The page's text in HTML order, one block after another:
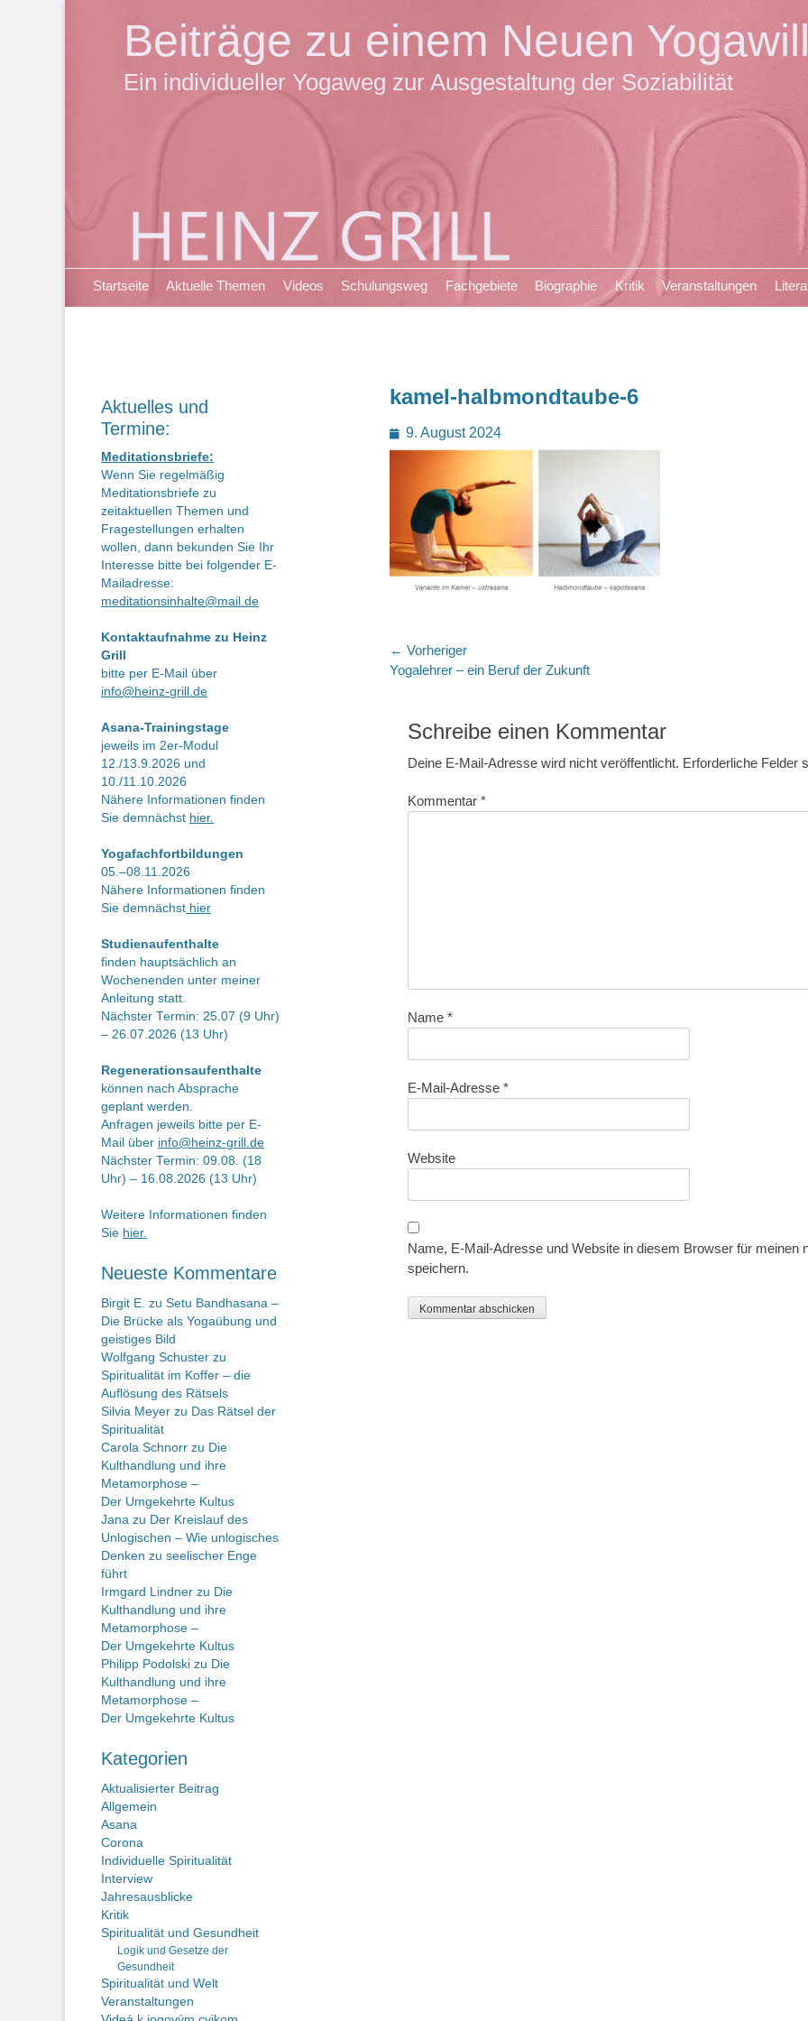
Beiträge zu einem Neuen
Ein individueller Yogaweg zur Ausgestaltung der Soziabilität
Primäres Menü
ZumStartseite Aktuelle Themen Videos Schulungsweg Fachgebiete Biographie Kritik Veranstaltungen
kamel-halbmondtaube-6
Posted
on
9. August 2024
Beitragsnavigation
← Vorheriger
Vorheriger
Yogalehrer – ein Beruf der Zukunft
Schreibe einen Kommentar
Deine E-Mail-Adresse wird nicht veröffentlicht. Erforderliche Felder
Kommentar *
Name *
E-Mail-Adresse *
Website
Name, E-Mail-Adresse und Website in diesem Browser für meinen
speichern.
Aktuelles und
Termine:
Meditationsbriefe:
Wenn Sie regelmäßig
Meditationsbriefe zu
zeitaktuellen Themen und
Fragestellungen erhalten
wollen, dann bekunden Sie Ihr
Interesse bitte bei folgender E-
Mailadresse:
meditationsinhalte@mail.de
Kontaktaufnahme zu Heinz
Grill
bitte per E-Mail über
info@heinz-grill.de
Asana-Trainingstage
jeweils im 2er-Modul
12./13.9.2026 und
10./11.10.2026
Nähere Informationen finden
Sie demnächst hier.
Yogafachfortbildungen
05.–08.11.2026
Nähere Informationen finden
Sie demnächst hier
Studienaufenthalte
finden hauptsächlich an
Wochenenden unter meiner
Anleitung statt.
Nächster Termin: 25.07 (9 Uhr)
– 26.07.2026 (13 Uhr)
Regenerationsaufenthalte
können nach Absprache
geplant werden.
Anfragen jeweils bitte per E-
Mail über info@heinz-grill.de
Nächster Termin: 09.08. (18
Uhr) – 16.08.2026 (13 Uhr)
Weitere Informationen finden
Sie hier.
Neueste Kommentare
Birgit E. zu Setu Bandhasana –
Die Brücke als Yogaübung und
geistiges Bild
Wolfgang Schuster zu
Spiritualität im Koffer – die
Auflösung des Rätsels
Silvia Meyer zu Das Rätsel der
Spiritualität
Carola Schnorr zu Die
Kulthandlung und ihre
Metamorphose –
Der Umgekehrte Kultus
Jana zu Der Kreislauf des
Unlogischen – Wie unlogisches
Denken zu seelischer Enge
führt
Irmgard Lindner zu Die
Kulthandlung und ihre
Metamorphose –
Der Umgekehrte Kultus
Philipp Podolski zu Die
Kulthandlung und ihre
Metamorphose –
Der Umgekehrte Kultus
Kategorien
Aktualisierter Beitrag
Allgemein
Asana
Corona
Individuelle Spiritualität
Interview
Jahresausblicke
Kritik
Spiritualität und Gesundheit
Logik und Gesetze der
Gesundheit
Spiritualität und Welt
Veranstaltungen